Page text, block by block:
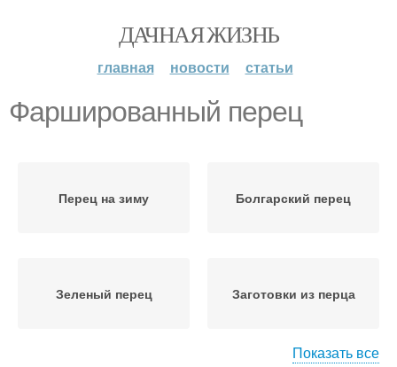
ДАЧНАЯ ЖИЗНЬ
главная новости статьи
Фаршированный перец
Перец на зиму Болгарский перец
Зеленый перец Заготовки из перца
Показать все